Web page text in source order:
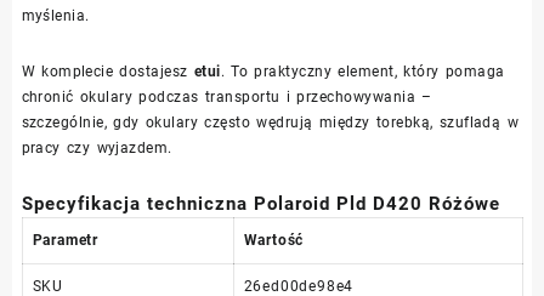
myślenia.
W komplecie dostajesz etui. To praktyczny element, który pomaga
chronić okulary podczas transportu i przechowywania –
szczególnie, gdy okulary często wędrują między torebką, szufladą w
pracy czy wyjazdem.
Specyfikacja techniczna Polaroid Pld D420 Różówe
Parametr Wartość
SKU 26ed00de98e4